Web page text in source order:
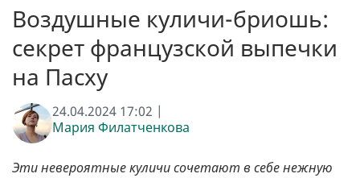
Воздушные куличи-бриошь:
секрет французской выпечки
на Пасху
24.04.2024 17:02 |
Мария Филатченкова
Эти невероятные куличи сочетают в себе нежную